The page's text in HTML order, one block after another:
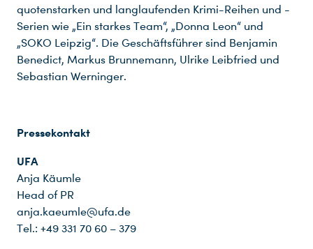
quotenstarken und langlaufenden Krimi-Reihen und -
Serien wie „Ein starkes Team“, „Donna Leon“ und
„SOKO Leipzig“. Die Geschäftsführer sind Benjamin
Benedict, Markus Brunnemann, Ulrike Leibfried und
Sebastian Werninger.
Pressekontakt
UFA
Anja Käumle
Head of PR
anja.kaeumle@ufa.de
Tel.: +49 331 70 60 – 379